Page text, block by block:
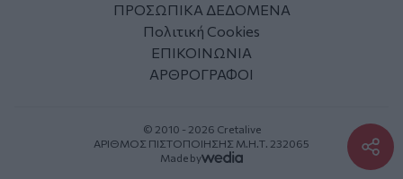
ΠΡΟΣΩΠΙΚΑ ΔΕΔΟΜΕΝΑ
Πολιτική Cookies
ΕΠΙΚΟΙΝΩΝΙΑ
ΑΡΘΡΟΓΡΑΦΟΙ
© 2010 - 2026 Cretalive
ΑΡΙΘΜΟΣ ΠΙΣΤΟΠΟΙΗΣΗΣ Μ.Η.Τ. 232065
Made by